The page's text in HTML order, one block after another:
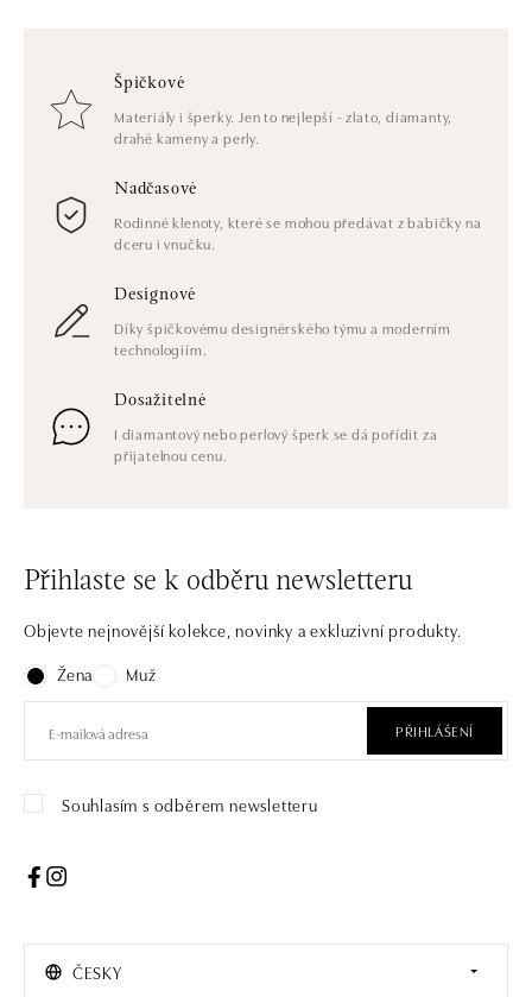
Špičkové
Materiály i šperky. Jen to nejlepší - zlato, diamanty,
drahé kameny a perly.
Nadčasové
Rodinné klenoty, které se mohou předávat z babičky na
dceru i vnučku.
Designové
Díky špičkovému designérského týmu a moderním
technologiím.
Dosažitelné
I diamantový nebo perlový šperk se dá pořídit za
přijatelnou cenu.
Přihlaste se k odběru newsletteru
Objevte nejnovější kolekce, novinky a exkluzivní produkty.
Žena
Muž
PŘIHLÁŠENÍ
Souhlasím s odběrem newsletteru
ČESKY